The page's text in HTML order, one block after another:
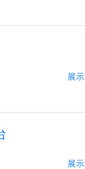
展
展